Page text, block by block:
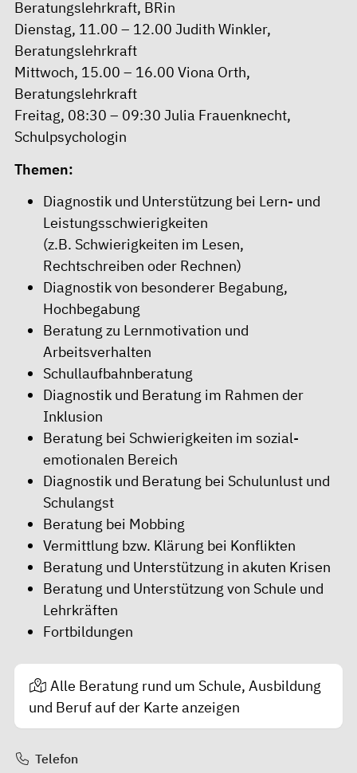
Beratungslehrkraft, BRin
Dienstag, 11.00 – 12.00 Judith Winkler,
Beratungslehrkraft
Mittwoch, 15.00 – 16.00 Viona Orth,
Beratungslehrkraft
Freitag, 08:30 – 09:30 Julia Frauenknecht,
Schulpsychologin
Themen:
Diagnostik und Unterstützung bei Lern- und
Leistungsschwierigkeiten
(z.B. Schwierigkeiten im Lesen,
Rechtschreiben oder Rechnen)
Diagnostik von besonderer Begabung,
Hochbegabung
Beratung zu Lernmotivation und
Arbeitsverhalten
Schullaufbahnberatung
Diagnostik und Beratung im Rahmen der
Inklusion
Beratung bei Schwierigkeiten im sozial-
emotionalen Bereich
Diagnostik und Beratung bei Schulunlust und
Schulangst
Beratung bei Mobbing
Vermittlung bzw. Klärung bei Konflikten
Beratung und Unterstützung in akuten Krisen
Beratung und Unterstützung von Schule und
Lehrkräften
Fortbildungen
Alle Beratung rund um Schule, Ausbildung
und Beruf auf der Karte anzeigen
Telefon